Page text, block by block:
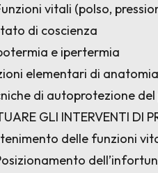
vitali (polso,
di coscienza
e ipertermia
elementari di
di autoprotezione
GLI INTERVENTI DI
delle funzioni